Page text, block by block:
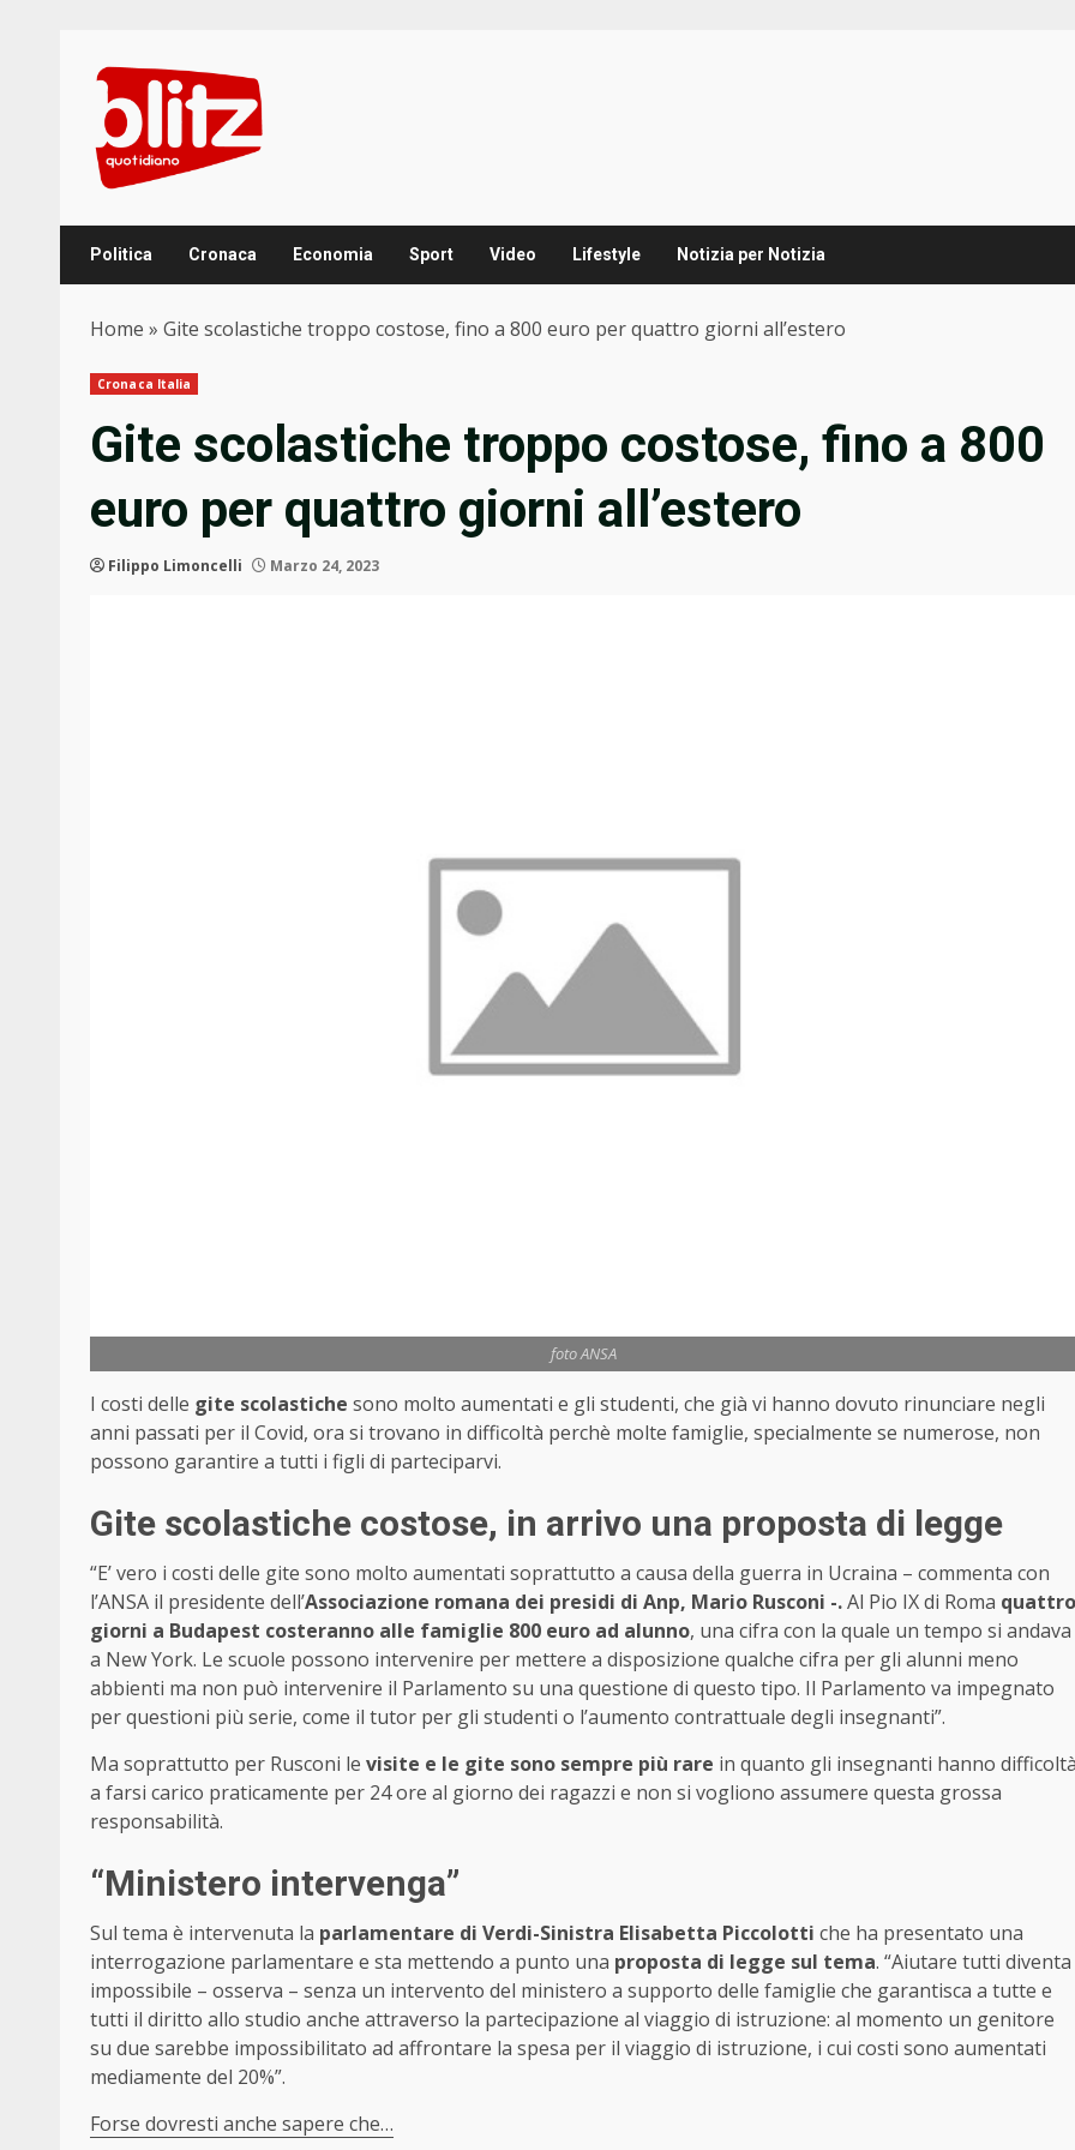
content
Politica Cronaca Economia Sport Video Lifestyle Notizia per Notizia
Home » Gite scolastiche troppo costose, fino a 800 euro per quattro giorni all’estero
Cronaca Italia
Gite scolastiche troppo costose, fino a 800
euro per quattro giorni all’estero
Filippo Limoncelli Marzo 24, 2023
foto ANSA
I costi delle gite scolastiche sono molto aumentati e gli studenti, che già vi hanno dovuto rinunciare negli
anni passati per il Covid, ora si trovano in difficoltà perchè molte famiglie, specialmente se numerose, non
possono garantire a tutti i figli di parteciparvi.
Gite scolastiche costose, in arrivo una proposta di legge
“E’ vero i costi delle gite sono molto aumentati soprattutto a causa della guerra in Ucraina – commenta con
l’ANSA il presidente dell’Associazione romana dei presidi di Anp, Mario Rusconi -.Al Pio IX di Roma quattro
giorni a Budapest costeranno alle famiglie 800 euro ad alunno, una cifra con la quale un tempo si andava
a New York. Le scuole possono intervenire per mettere a disposizione qualche cifra per gli alunni meno
abbienti ma non può intervenire il Parlamento su una questione di questo tipo. Il Parlamento va impegnato
per questioni più serie, come il tutor per gli studenti o l’aumento contrattuale degli insegnanti”.
Ma soprattutto per Rusconi le visite e le gite sono sempre più rare in quanto gli insegnanti hanno
a farsi carico praticamente per 24 ore al giorno dei ragazzi e non si vogliono assumere questa grossa
responsabilità.
“Ministero intervenga”
Sul tema è intervenuta la parlamentare di Verdi-Sinistra Elisabetta Piccolotti che ha presentato una
interrogazione parlamentare e sta mettendo a punto una proposta di legge sul tema. “Aiutare tutti diventa
impossibile – osserva – senza un intervento del ministero a supporto delle famiglie che garantisca a tutte e
tutti il diritto allo studio anche attraverso la partecipazione al viaggio di istruzione: al momento un genitore
su due sarebbe impossibilitato ad affrontare la spesa per il viaggio di istruzione, i cui costi sono aumentati
mediamente del 20%”.
Forse dovresti anche sapere che…